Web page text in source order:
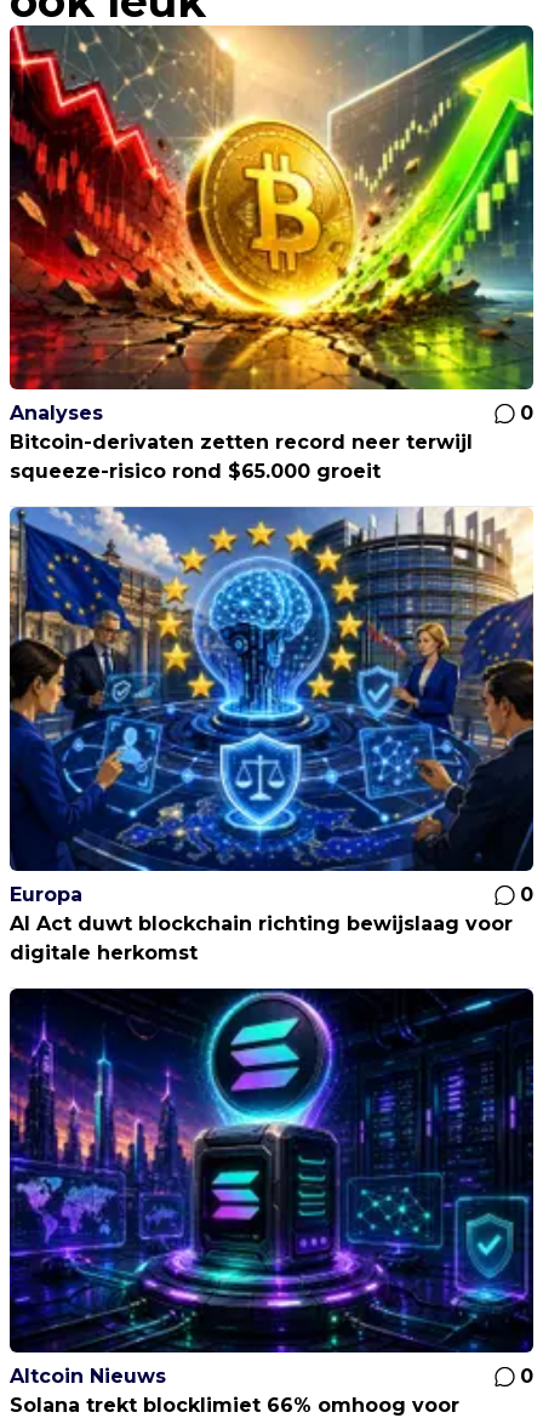
Analyses
0
Bitcoin-derivaten zetten record neer terwijl
squeeze-risico rond $65.000 groeit
Europa
0
AI Act duwt blockchain richting bewijslaag voor
digitale herkomst
Altcoin Nieuws
0
Solana trekt blocklimiet 66% omhoog voor